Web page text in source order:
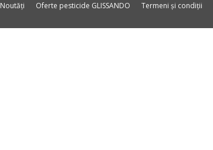
Noutăți Oferte pesticide GLISSANDO Termeni și condiții